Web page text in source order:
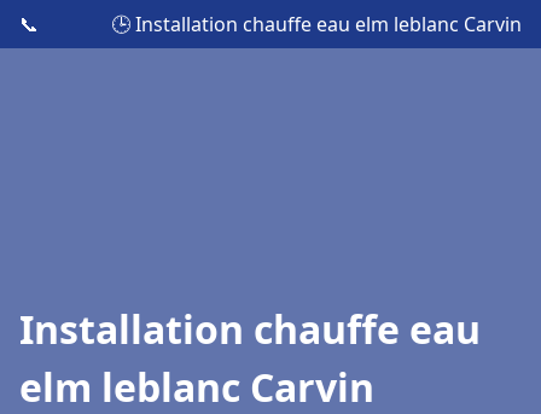
📞 🕒 Installation chauffe eau elm leblanc Carvin
Installation chauffe eau
elm leblanc Carvin